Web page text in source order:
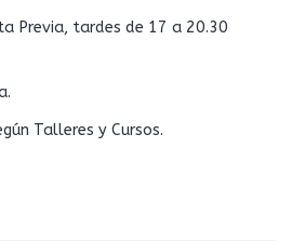
Previa, tardes de 17 a 20.30
Talleres y Cursos.